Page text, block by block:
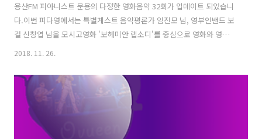
용산FM 피아니스트 문용의 다정한 영화음악 32회가 업데이트 되었습니
다.이번 피다영에서는 특별게스트 음악평론가 임진모 님, 영부인밴드 보
컬 신창엽 님을 모시고영화 '보헤미안 랩소디'를 중심으로 영화와 영화음
악 이야기를 나누었습니다. 그리고 다양한 이벤트와 더불어 신창엽 님의
아니스트 문용의 다정한 영화음악 32회를 들어보시기 바랍니다.댓글과
좋아요는 커다란 힘이 됩니다 :) 팟프리카:
https://www.podty.me/episode/14229943 팟빵:
http://www.podbbang.com/ch/7604?e=22773049 당일 현장의 분
위기를 이지안 감독님께서 영상에 담아주셨습니다.아래 영상 감상해보
2018. 11. 26.